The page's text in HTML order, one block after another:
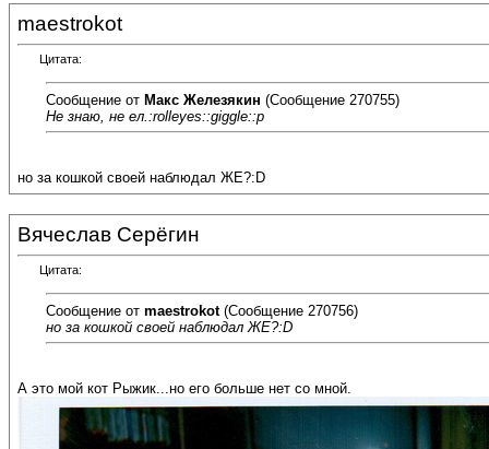
maestrokot
Цитата:
Сообщение от Макс Железякин (Сообщение 270755)
Не знаю, не ел.:rolleyes::giggle::p
но за кошкой своей наблюдал ЖЕ?:D
Вячеслав Серёгин
Цитата:
Сообщение от maestrokot(Сообщение 270756)
но за кошкой своей наблюдал ЖЕ?:D
А это мой кот Рыжик...но его больше нет со мной.